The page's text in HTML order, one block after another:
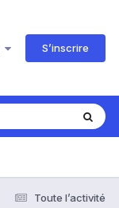
S’inscrire
Toute l’activité